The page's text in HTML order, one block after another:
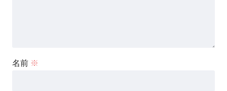
名前 ※